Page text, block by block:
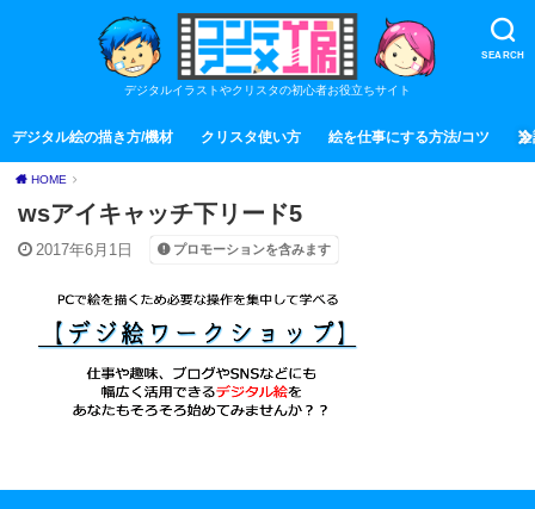
SEARCH
デジタルイラストやクリスタの初心者お役立ちサイト
デジタル絵の描き方/機材 クリスタ使い方 絵を仕事にする方法/コツ 全
HOME
wsアイキャッチ下リード5
2017年6月1日 プロモーションを含みます